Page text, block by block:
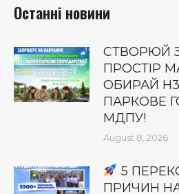
Останні новини
СТВОРЮЙ
ПРОСТІР
ОБИРАЙ
ПАРКОВЕ
МДПУ!
August 8, 2026
5
ПРИЧИН